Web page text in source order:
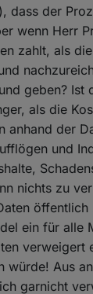
dass der
wenn Herr
zahlt, als
geben? Ist
als die
anhand der
und
nichts zu
öffentlich
ein für alle
verweigert
würde! Aus
garnicht